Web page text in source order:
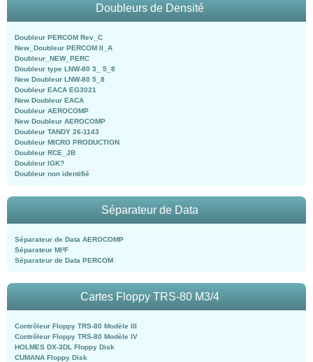
Doubleurs de Densité
Doubleur PERCOM Rev_C
New_Doubleur PERCOM II_A
Doubleur_NEW_PERC
Doubleur type LNW-80 3_ 5_8
New Doubleur LNW-80 5_8
Doubleur EACA EG3021
New Doubleur EACA
Doubleur AEROCOMP
New Doubleur AEROCOMP
Doubleur TANDY 26-1143
Doubleur MICRO PRODUCTION
Doubleur RCE_JB
Doubleur IGK?
Doubleur non identifié
Séparateur de Data
Séparateur de Data AEROCOMP
Séparateur MI²F
Séparateur de Data PERCOM
Cartes Floppy TRS-80 M3/4
Contrôleur Floppy TRS-80 Modèle III
Contrôleur Floppy TRS-80 Modèle IV
HOLMES DX-3DL Floppy Disk
CUMANA Floppy Disk